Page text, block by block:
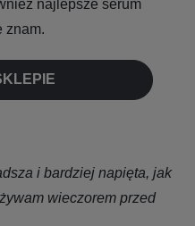
najlepsze serum
znam.
i bardziej napięta, jak
wieczorem przed